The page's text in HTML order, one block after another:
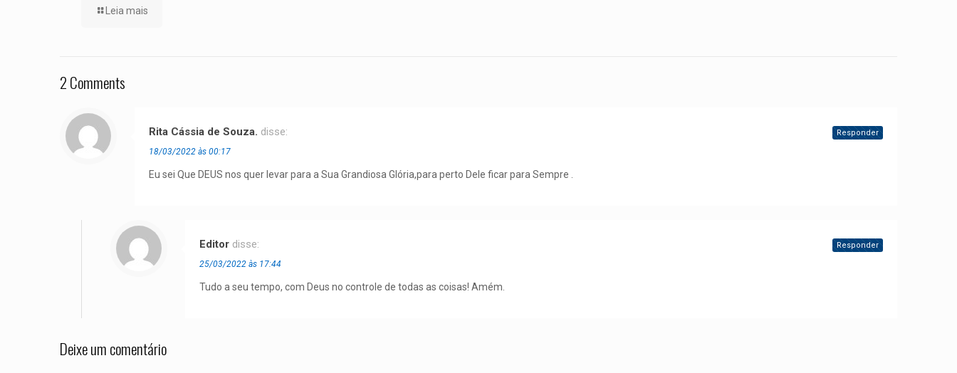
Leia mais
2 Comments
Rita Cássia de Souza. disse:
18/03/2022 às 00:17
Eu sei Que DEUS nos quer levar para a Sua Grandiosa Glória,para perto Dele ficar para Sempre .
Responder
Editor disse:
25/03/2022 às 17:44
Tudo a seu tempo, com Deus no controle de todas as coisas! Amém.
Responder
Deixe um comentário